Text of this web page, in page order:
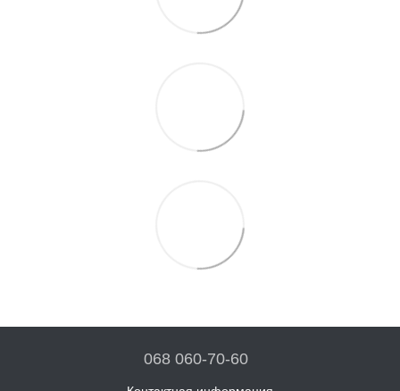
068 060-70-60